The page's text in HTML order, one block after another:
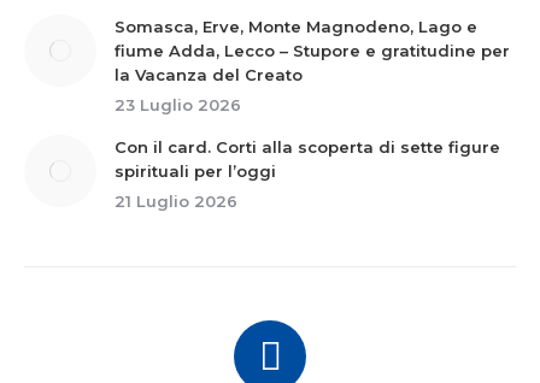
Somasca, Erve, Monte Magnodeno, Lago e
fiume Adda, Lecco – Stupore e gratitudine per
la Vacanza del Creato
23 Luglio 2026
Con il card. Corti alla scoperta di sette figure
spirituali per l’oggi
21 Luglio 2026